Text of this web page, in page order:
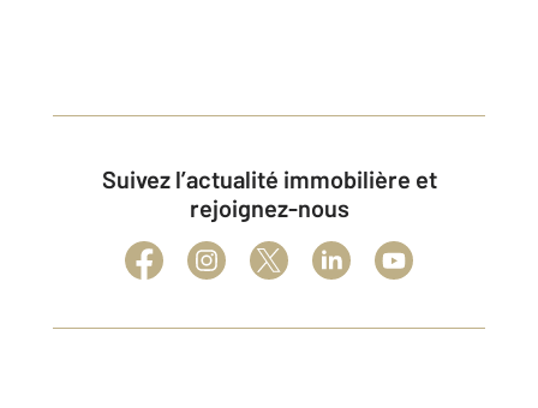
Suivez l’actualité immobilière et
rejoignez-nous